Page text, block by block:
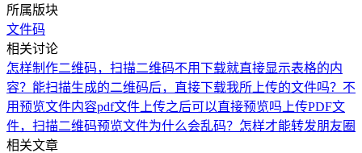
所属版块
文件码
相关讨论
怎样制作二维码，扫描二维码不用下载就直接显示表格的内
容？ 能扫描生成的二维码后，直接下载我所上传的文件吗？不
用预览文件内容pdf文件上传之后可以直接预览吗 上传PDF文
件，扫描二维码预览文件为什么会乱码？ 怎样才能转发朋友圈
相关文章